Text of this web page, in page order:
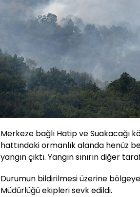
Merkeze bağlı Hatip ve Suakacağı
hattındaki ormanlık alanda henüz
yangın çıktı. Yangın sınırın diğer
Durumun bildirilmesi üzerine
Müdürlüğü ekipleri sevk edildi.